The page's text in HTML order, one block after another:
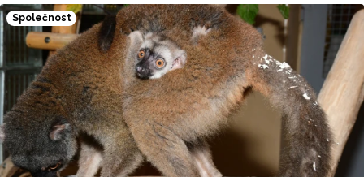
O 84 haléřů zdražila nafta, za litr teď řidiči dají průměrně
44,84 koruny. Podle údajů společnosti CCS, která ceny
sleduje, je benzin v současnosti o 7,73 koruny dražší než
před rokem, za naftu tehdy motoristé platili o 11,31
koruny méně.
Společnost